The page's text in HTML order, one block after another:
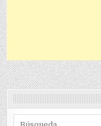
Search for: